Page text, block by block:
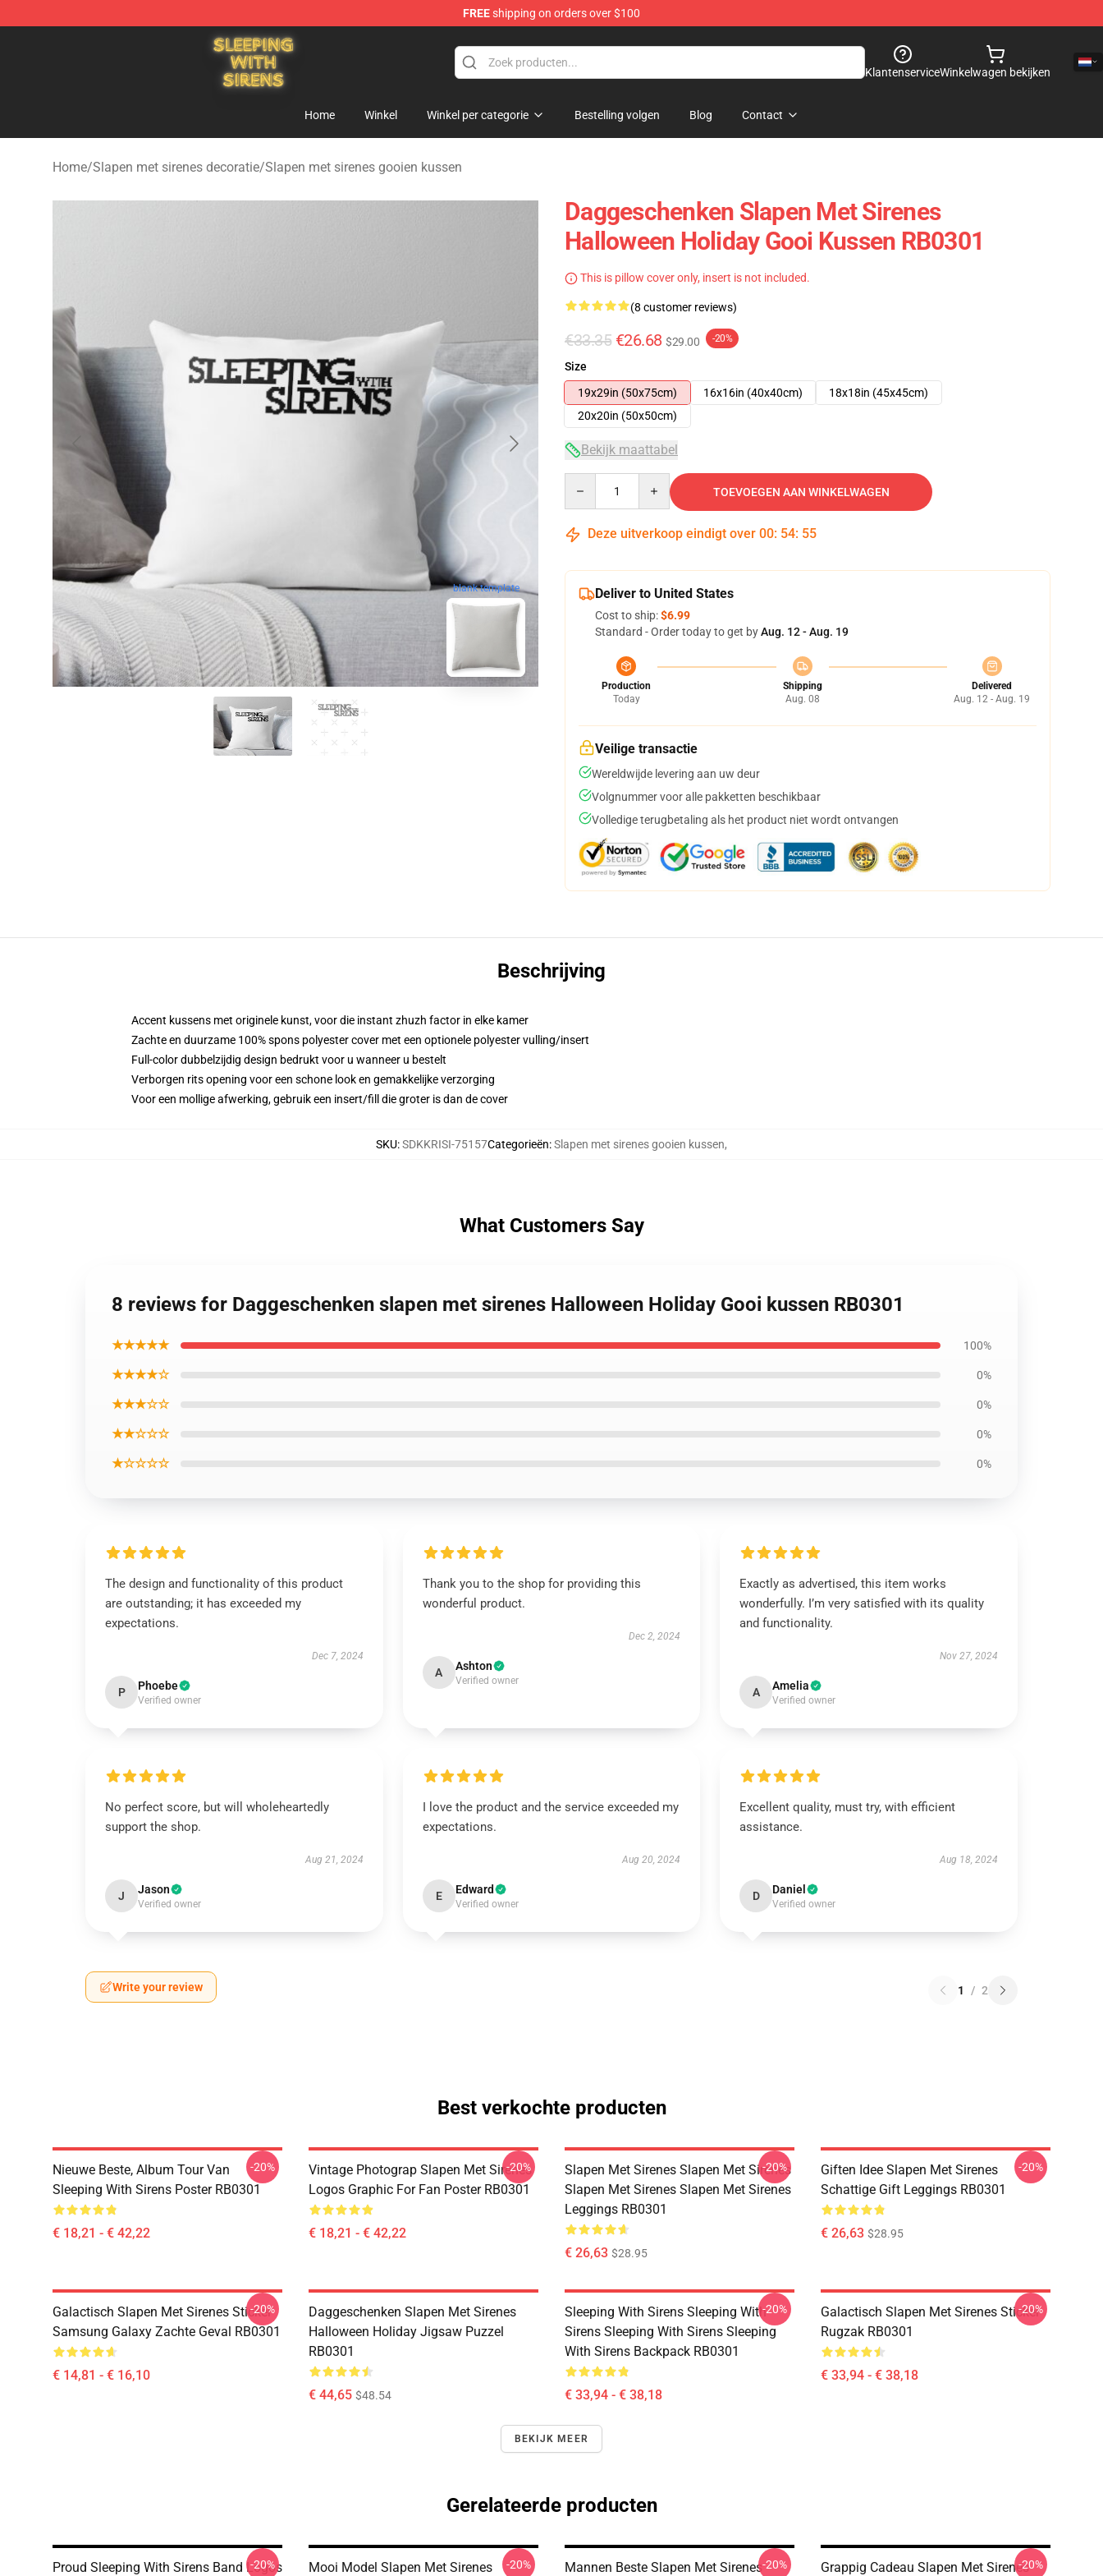
FREEshipping on orders over $100
Sleeping With Sirens Store - Official Sleeping With Sirens Merchandise Shop
KlantenserviceWinkelwagen bekijken
Home Winkel Winkel per categorie Bestelling volgen Blog Contact
Home/Slapen met sirenes decoratie/Slapen met sirenes gooien kussen
blank template
Daggeschenken Slapen Met Sirenes
Halloween Holiday Gooi Kussen RB0301
This is pillow cover only, insert is not included.
(8 customer reviews)
€33.35 €26.68 $29.00 -20%
Size
19x29in (50x75cm)
16x16in (40x40cm)
18x18in (45x45cm)
20x20in (50x50cm)
Bekijk maattabel
TOEVOEGEN AAN WINKELWAGEN
Deze uitverkoop eindigt over 00: 54: 54
Deliver to United States
Cost to ship:$6.99
Standard - Order today to get byAug. 12 - Aug. 19
Production
Today
Shipping
Aug. 08
Delivered
Aug. 12 - Aug. 19
Veilige transactie
Wereldwijde levering aan uw deur
Volgnummer voor alle pakketten beschikbaar
Volledige terugbetaling als het product niet wordt ontvangen
Beschrijving
Accent kussens met originele kunst, voor die instant zhuzh factor in elke kamer
Zachte en duurzame 100% spons polyester cover met een optionele polyester vulling/insert
Full-color dubbelzijdig design bedrukt voor u wanneer u bestelt
Verborgen rits opening voor een schone look en gemakkelijke verzorging
Voor een mollige afwerking, gebruik een insert/fill die groter is dan de cover
SKU:SDKKRISI-75157Categorieën:Slapen met sirenes gooien kussen,
What Customers Say
8 reviews for Daggeschenken slapen met sirenes Halloween Holiday Gooi kussen RB0301
★★★★★ 100%
★★★★☆ 0%
★★★☆☆ 0%
★★☆☆☆ 0%
★☆☆☆☆ 0%
The design and functionality of this product
are outstanding; it has exceeded my
expectations.
Dec 7, 2024
P Phoebe
Verified owner
Thank you to the shop for providing this
wonderful product.
Dec 2, 2024
A Ashton
Verified owner
Exactly as advertised, this item works
wonderfully. I’m very satisfied with its quality
and functionality.
Nov 27, 2024
A Amelia
Verified owner
No perfect score, but will wholeheartedly
support the shop.
Aug 21, 2024
J Jason
Verified owner
I love the product and the service exceeded my
expectations.
Aug 20, 2024
E Edward
Verified owner
Excellent quality, must try, with efficient
assistance.
Aug 18, 2024
D Daniel
Verified owner
Write your review 1 / 2
Best verkochte producten
Nieuwe Beste, Album Tour Van
Sleeping With Sirens Poster RB0301
€ 18,21 - € 42,22
-20%
Vintage Photograp Slapen Met Sirenes
Logos Graphic For Fan Poster RB0301
€ 18,21 - € 42,22
-20%
Slapen Met Sirenes Slapen Met Sirenes
Slapen Met Sirenes Slapen Met Sirenes
Leggings RB0301
€ 26,63 $28.95
-20%
Giften Idee Slapen Met Sirenes
Schattige Gift Leggings RB0301
€ 26,63 $28.95
-20%
Galactisch Slapen Met Sirenes Sticker
Samsung Galaxy Zachte Geval RB0301
€ 14,81 - € 16,10
-20%
Daggeschenken Slapen Met Sirenes
Halloween Holiday Jigsaw Puzzel
RB0301
€ 44,65 $48.54
Sleeping With Sirens Sleeping With
Sirens Sleeping With Sirens Sleeping
With Sirens Backpack RB0301
€ 33,94 - € 38,18
-20%
Galactisch Slapen Met Sirenes Sticker
Rugzak RB0301
€ 33,94 - € 38,18
-20%
BEKIJK MEER
Gerelateerde producten
Proud Sleeping With Sirens Band Logos
-20%
Mooi Model Slapen Met Sirenes
-20%
Mannen Beste Slapen Met Sirenes-20%
Grappig Cadeau Slapen Met Sirenes-20%